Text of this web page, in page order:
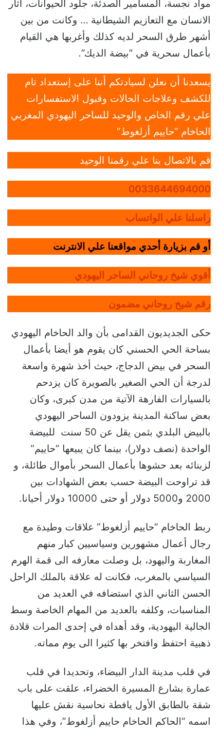
مواد نجسة، المسامير الصدئة، جلود الحيوانات، آثار
الانسان مع التعازيم الشيطانية … وكانت من بين
أشهر طرق السحر لديه كذلك وأغربها هي القيام
بأعمال سحرية في “بيضة الديك”.
يسعدنا أن نعلن لسيادتكم أننا على إستعداد تام
للكشف وعلاجات الحالات وقبول الاستفسارات
علي رقم الخاص والوحيد للساحر اليهودي المغربي
الحاخام “حاييم أزلغوط”
قم بالاتصال بنا علي رقمنا الوحيد
0033644694000
راسلنا علي الواتساب
أو قم بزيارة أحدي مواقعنا علي الانترنت
أقوي شيخ روحاني الساحر اليهودي
رقم شيخ روحاني مضمون
حكى الجديديون القدامى بأن والد الحاخام اليهودي
بساحة الحي الحسني كان يقوم هو أيضا بأعمال
السحر في بيض الدجاج، حيث أخذ شهرة واسعة
لدرجة أن الحي الصغير بالصويرة كان يزدحم
بالسيارات الفارهة الآتية من مدن كبرى، وكان
بعض ساكنة المدينة يزودون الساحر اليهودي
بالبيض البلدي بثمن يقل عن 50 سنت للبيضة
الواحدة (نصف دولار)، بينما كان يبيعها “حاييم”
لزبنائه بعد حشوها بأعمال السحر بأموال طائلة، و
قد تراوحت البيضة حسب بعض الشهادات بين
2000 و5000 دولار أو حتى 10000 دولار أحيانا.
ربط الحاخام “حاييم أزلغوط” علاقات وطيدة مع
رجال أعمال مشهورين وسياسيين كبار منهم
المغاربة واليهود، بل وصلت معارفه الى قمة الهرم
السياسي بالمغرب، فكانت له علاقة بالملك الراحل
الحسن الثاني الذي استضافه في العديد من
المناسبات، وكلفه بالعديد من المهام الخاصة وسط
الجالية اليهودية، وقد أهداه في إحدى المرات قلادة
ذهبية احتفظ وافتخر بها كثيرا الى يوم مماته.
في قلب مدينة الدار البيضاء، وتحديدا في قلب
عمارة بشارع المسيرة الخضراء، علقت على باب
شقة بالطابق الأول يافطة نحاسية نقش عليها
اسمه “الحاكم الحاخام حاييم أزلغوط”، وفي هذا